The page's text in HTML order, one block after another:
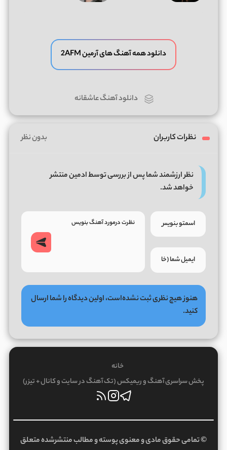
دانلود همه آهنگ های آرمین 2AFM
دانلود آهنگ عاشقانه
نظرات کاربران بدون نظر
نظر ارزشمند شما پس از بررسی توسط ادمین منتشر
خواهد شد.
هنوز هیچ نظری ثبت نشده‌است، اولین دیدگاه را شما ارسال
کنید.
خانه
پخش سراسری آهنگ و ریمیکس (تک آهنگ در سایت و کانال + تیزر)
© تمامی حقوق مادی و معنوی پوسته و مطالب منتشرشده متعلق